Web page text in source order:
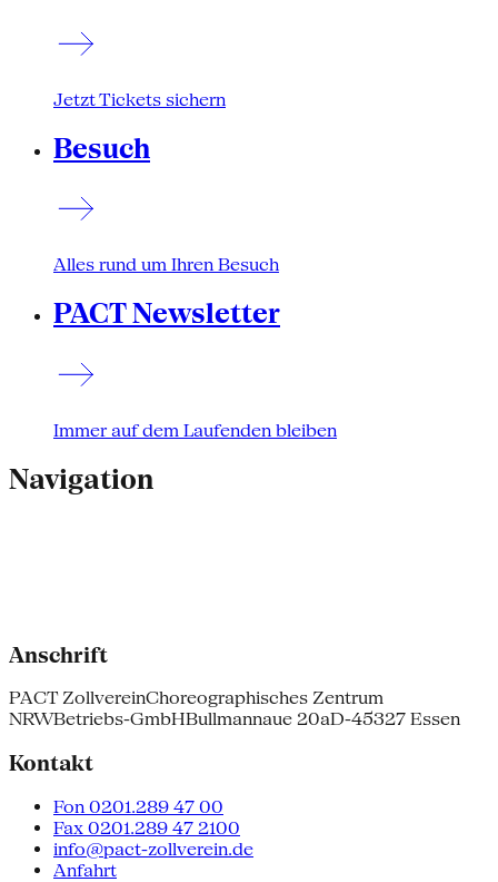
Jetzt Tickets sichern
Besuch
Alles rund um Ihren Besuch
PACT Newsletter
Immer auf dem Laufenden bleiben
Navigation
Anschrift
PACT ZollvereinChoreographisches Zentrum
NRWBetriebs-GmbHBullmannaue 20aD-45327 Essen
Kontakt
Fon 0201.289 47 00
Fax 0201.289 47 2100
info@pact-zollverein.de
Anfahrt